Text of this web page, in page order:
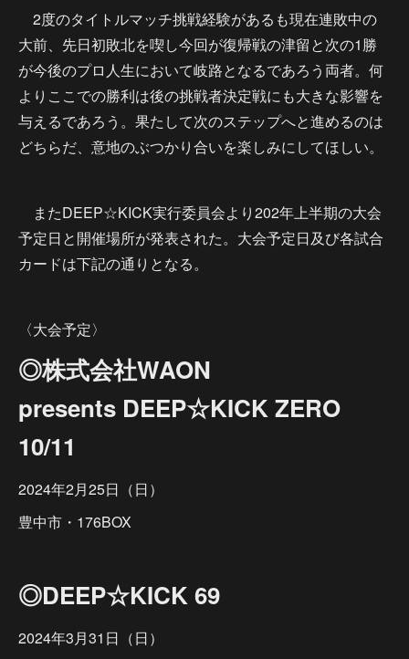
2度のタイトルマッチ挑戦経験があるも現在連敗中の
大前、先日初敗北を喫し今回が復帰戦の津留と次の1勝
が今後のプロ人生において岐路となるであろう両者。何
よりここでの勝利は後の挑戦者決定戦にも大きな影響を
与えるであろう。果たして次のステップへと進めるのは
どちらだ、意地のぶつかり合いを楽しみにしてほしい。
またDEEP☆KICK実行委員会より202年上半期の大会
予定日と開催場所が発表された。大会予定日及び各試合
カードは下記の通りとなる。
〈大会予定〉
◎株式会社WAON
presents DEEP☆KICK ZERO
10/11
2024年2月25日（日）
豊中市・176BOX
◎DEEP☆KICK 69
2024年3月31日（日）